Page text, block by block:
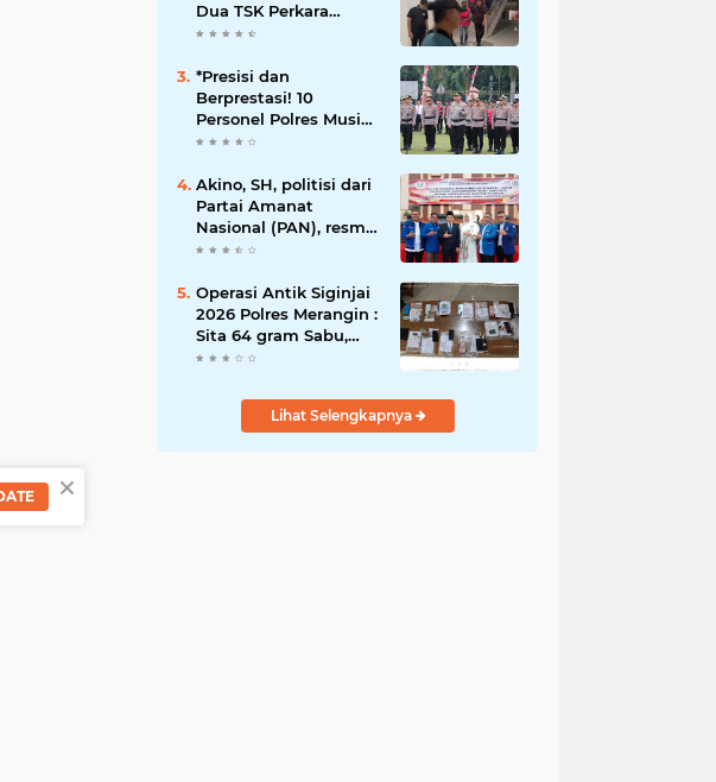
Dua TSK Perkara
Dugaan Korupsi Dana
*Presisi dan
Berprestasi! 10
Personel Polres Musi
Rawas Raih
Bergengsi dari
Kapolda Sumsel*
Akino, SH, politisi dari
Partai Amanat
Nasional (PAN), resmi
dilantik sebagai
Operasi Antik Siginjai
2026 Polres Merangin :
Sita 64 gram Sabu,
42,46 gram Ganja, 5
Amankan 21 Orang
TersangkaLihat Selengkapnya
×